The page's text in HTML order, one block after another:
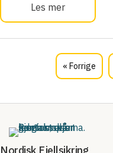
Les mer
« Forrige
Nordisk Fjellsikring